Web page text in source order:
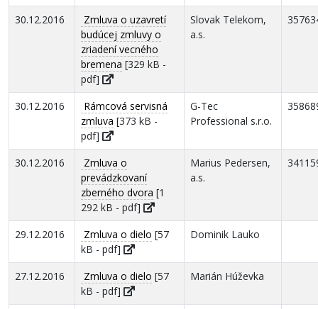
30.12.2016
Zmluva o uzavretí
budúcej zmluvy o
zriadení vecného
bremena [329 kB -
pdf]
Slovak Telekom,
a.s.
30.12.2016
Rámcová servisná
zmluva [373 kB -
pdf]
G-Tec
Professional s.r.o.
30.12.2016
Zmluva o
prevádzkovaní
zberného dvora [1
292 kB - pdf]
Marius Pedersen,
a.s.
29.12.2016 Zmluva o dielo [57
kB - pdf]
Dominik Lauko
27.12.2016 Zmluva o dielo [57
kB - pdf]
Marián Húževka